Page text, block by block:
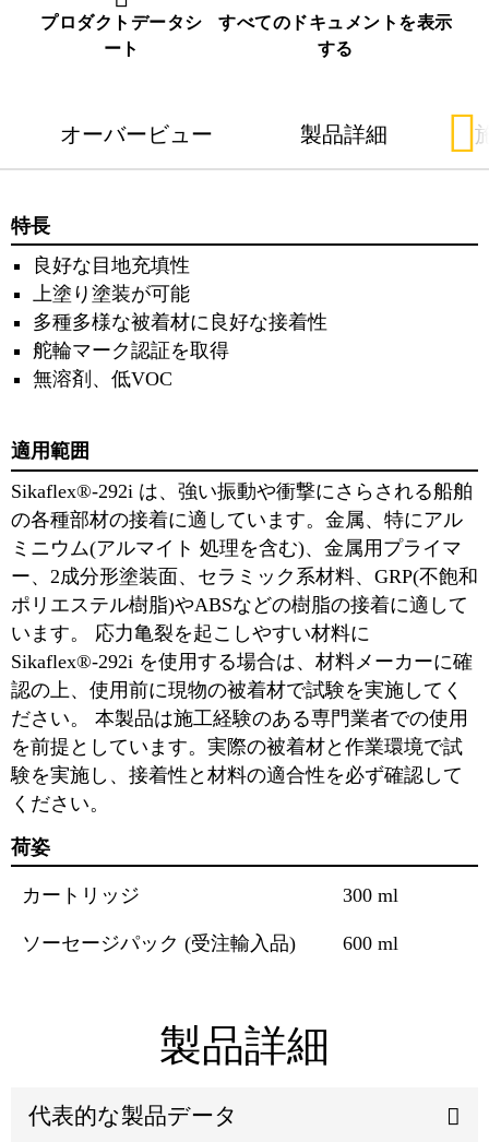
プロダクトデータシ
ート
すべてのドキュメントを表示
する
オーバービュー 製品詳細
特長
良好な⽬地充填性
上塗り塗装が可能
多種多様な被着材に良好な接着性
舵輪マーク認証を取得
無溶剤、低VOC
適用範囲
Sikaflex®-292i は、強い振動や衝撃にさらされる船舶
の各種部材の接着に適しています。⾦属、特にアル
ミニウム(アルマイト 処理を含む)、⾦属⽤プライマ
ー、2成分形塗装⾯、セラミック系材料、GRP(不飽和
ポリエステル樹脂)やABSなどの樹脂の接着に適して
います。 応⼒⻲裂を起こしやすい材料に
Sikaflex®-292i を使⽤する場合は、材料メーカーに確
認の上、使⽤前に現物の被着材で試験を実施してく
ださい。 本製品は施⼯経験のある専⾨業者での使⽤
を前提としています。実際の被着材と作業環境で試
験を実施し、接着性と材料の適合性を必ず確認して
ください。
荷姿
カートリッジ 300 ml
ソーセージパック (受注輸入品) 600 ml
製品詳細
代表的な製品データ